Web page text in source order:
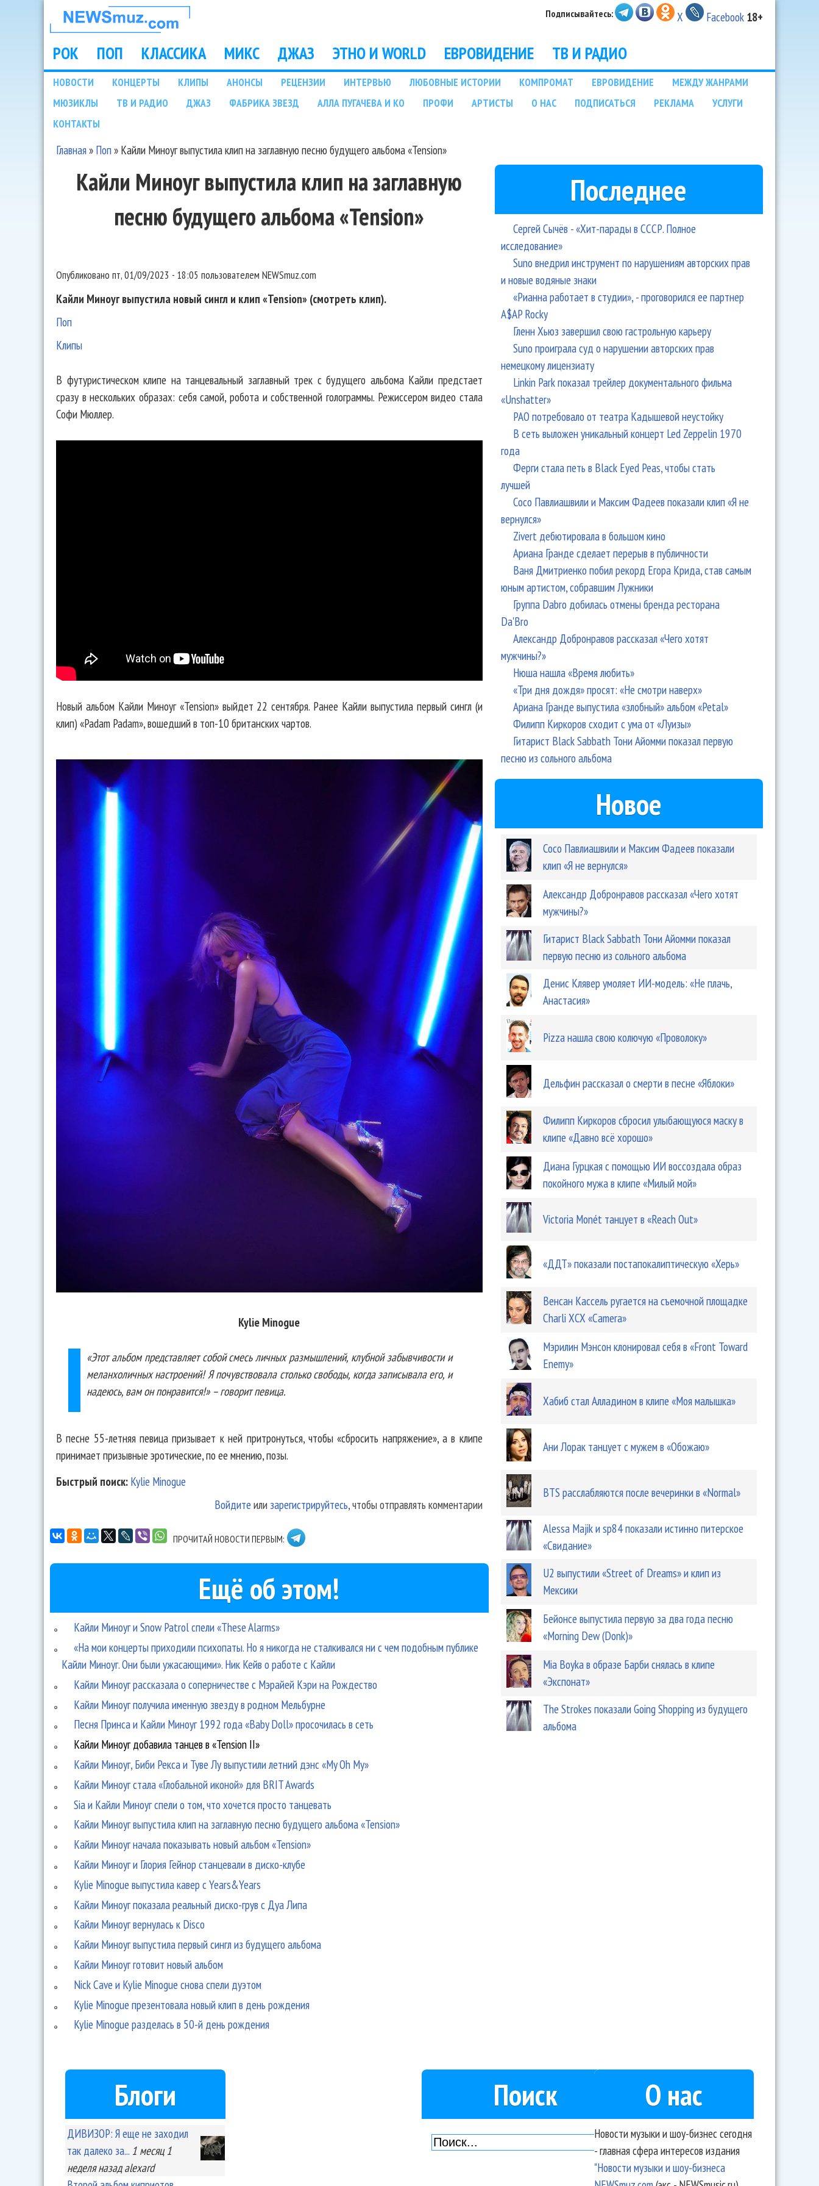
НОВОСТИ
МУЗЫКИ И
ШОУ БИЗНЕСА
NEWSMUZ.COM
Подписывайтесь: X Facebook 18+
Main menu
РОК ПОП КЛАССИКА МИКС ДЖАЗ ЭТНО И WORLD ЕВРОВИДЕНИЕ ТВ И РАДИО
Подразделы
НОВОСТИ КОНЦЕРТЫ КЛИПЫ АНОНСЫ РЕЦЕНЗИИ ИНТЕРВЬЮ ЛЮБОВНЫЕ ИСТОРИИ КОМПРОМАТ ЕВРОВИДЕНИЕ
МЕЖДУ ЖАНРАМИ
МЮЗИКЛЫ
ТВ И РАДИО ДЖАЗ ФАБРИКА ЗВЕЗД АЛЛА ПУГАЧЕВА И КО ПРОФИ АРТИСТЫ О НАС ПОДПИСАТЬСЯ РЕКЛАМА
УСЛУГИ
КОНТАКТЫ
Главная» Поп» Кайли Миноуг выпустила клип на заглавную песню будущего альбома «Tension»
Кайли Миноуг выпустила клип на заглавную
песню будущего альбома «Tension»
Опубликовано пт, 01/09/2023 - 18:05 пользователем NEWSmuz.com
Кайли Миноуг выпустила новый сингл и клип «Tension» (смотреть клип).
Поп
Клипы
В футуристическом клипе на танцевальный заглавный трек с будущего альбома Кайли предстает
сразу в нескольких образах: себя самой, робота и собственной голограммы. Режиссером видео стала
Софи Мюллер.
Новый альбом Кайли Миноуг «Tension» выйдет 22 сентября. Ранее Кайли выпустила первый сингл (и
клип) «Padam Padam», вошедший в топ-10 британских чартов.
Kylie Minogue
«Этот альбом представляет собой смесь личных размышлений, клубной забывчивости и
меланхоличных настроений! Я почувствовала столько свободы, когда записывала его, и
надеюсь, вам он понравится!» – говорит певица.
В песне 55-летняя певица призывает к ней притронуться, чтобы «сбросить напряжение», а в клипе
принимает призывные эротические, по ее мнению, позы.
Быстрый поиск: Kylie Minogue
Войдите или зарегистрируйтесь, чтобы отправлять комментарии
ПРОЧИТАЙ НОВОСТИ ПЕРВЫМ:
Ещё об этом!
Кайли Миноуг и Snow Patrol спели «These Alarms»
«На мои концерты приходили психопаты. Но я никогда не сталкивался ни с чем подобным публике
Кайли Миноуг. Они были ужасающими». Ник Кейв о работе с Кайли
Кайли Миноуг рассказала о соперничестве с Мэрайей Кэри на Рождество
Кайли Миноуг получила именную звезду в родном Мельбурне
Песня Принса и Кайли Миноуг 1992 года «Baby Doll» просочилась в сеть
Кайли Миноуг добавила танцев в «Tension II»
Кайли Миноуг, Биби Рекса и Туве Лу выпустили летний дэнс «My Oh My»
Кайли Миноуг стала «Глобальной иконой» для BRIT Awards
Sia и Кайли Миноуг спели о том, что хочется просто танцевать
Кайли Миноуг выпустила клип на заглавную песню будущего альбома «Tension»
Кайли Миноуг начала показывать новый альбом «Tension»
Кайли Миноуг и Глория Гейнор станцевали в диско-клубе
Kylie Minogue выпустила кавер с Years&Years
Кайли Миноуг показала реальный диско-грув с Дуа Липа
Кайли Миноуг вернулась к Disco
Кайли Миноуг выпустила первый сингл из будущего альбома
Кайли Миноуг готовит новый альбом
Nick Cave и Kylie Minogue снова спели дуэтом
Kylie Minogue презентовала новый клип в день рождения
Kylie Minogue разделась в 50-й день рождения
Последнее
Сергей Сычёв - «Хит-парады в СССР. Полное
исследование»
Suno внедрил инструмент по нарушениям авторских прав
и новые водяные знаки
«Рианна работает в студии», - проговорился ее партнер
A$AP Rocky
Гленн Хьюз завершил свою гастрольную карьеру
Suno проиграла суд о нарушении авторских прав
немецкому лицензиату
Linkin Park показал трейлер документального фильма
«Unshatter»
РАО потребовало от театра Кадышевой неустойку
В сеть выложен уникальный концерт Led Zeppelin 1970
года
Ферги стала петь в Black Eyed Peas, чтобы стать
лучшей
Сосо Павлиашвили и Максим Фадеев показали клип «Я не
вернулся»
Zivert дебютировала в большом кино
Ариана Гранде сделает перерыв в публичности
Ваня Дмитриенко побил рекорд Егора Крида, став самым
юным артистом, собравшим Лужники
Группа Dabro добилась отмены бренда ресторана
Da'Bro
Александр Добронравов рассказал «Чего хотят
мужчины?»
Нюша нашла «Время любить»
«Три дня дождя» просят: «Не смотри наверх»
Ариана Гранде выпустила «злобный» альбом «Petal»
Филипп Киркоров сходит с ума от «Луизы»
Гитарист Black Sabbath Тони Айомми показал первую
песню из сольного альбома
Новое
Сосо Павлиашвили и Максим Фадеев показали
клип «Я не вернулся»
Александр Добронравов рассказал «Чего хотят
мужчины?»
Гитарист Black Sabbath Тони Айомми показал
первую песню из сольного альбома
Денис Клявер умоляет ИИ-модель: «Не плачь,
Анастасия»
Pizza нашла свою колючую «Проволоку»
Дельфин рассказал о смерти в песне «Яблоки»
Филипп Киркоров сбросил улыбающуюся маску в
клипе «Давно всё хорошо»
Диана Гурцкая с помощью ИИ воссоздала образ
покойного мужа в клипе «Милый мой»
Victoria Monét танцует в «Reach Out»
«ДДТ» показали постапокалиптическую «Херь»
Венсан Кассель ругается на съемочной площадке
Charli XCX «Camera»
Мэрилин Мэнсон клонировал себя в «Front Toward
Enemy»
Хабиб стал Алладином в клипе «Моя малышка»
Ани Лорак танцует с мужем в «Обожаю»
BTS расслабляются после вечеринки в «Normal»
Alessa Majik и sp84 показали истинно питерское
«Свидание»
U2 выпустили «Street of Dreams» и клип из
Мексики
Бейонсе выпустила первую за два года песню
«Morning Dew (Donk)»
Mia Boyka в образе Барби снялась в клипе
«Экспонат»
The Strokes показали Going Shopping из будущего
альбома
Блоги
ДИВИЗОР: Я еще не заходил
так далеко за... 1 месяц 1
неделяназад alexard
Поиск О нас
Новости музыки и шоу-бизнес сегодня
- главная сфера интересов издания
"Новости музыки и шоу-бизнеса